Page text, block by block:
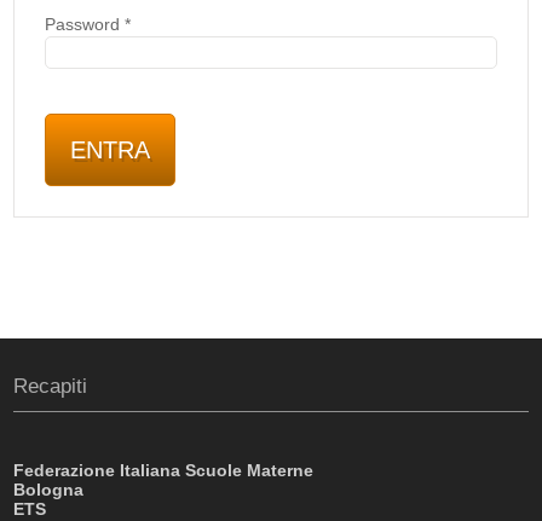
Password*
Recapiti
Federazione Italiana Scuole Materne
Bologna
ETS